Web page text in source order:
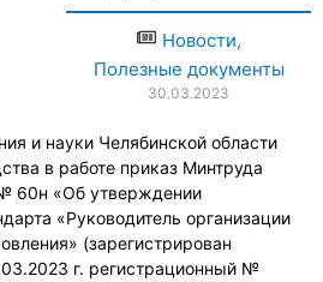
Новости,
Полезные документы
30.03.2023
и науки Челябинской области
в работе приказ Минтруда
60н «Об утверждении
«Руководитель организации
(зарегистрирован
г. регистрационный №